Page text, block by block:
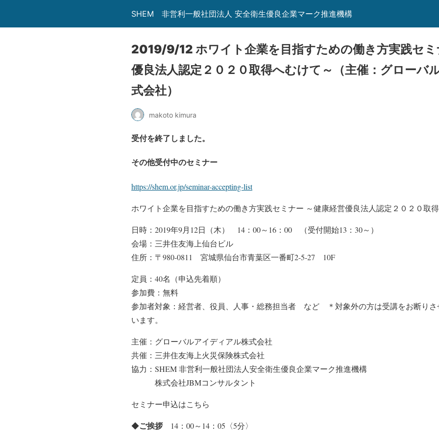
SHEM 非営利一般社団法人 安全衛生優良企業マーク推進機構
2019/9/12 ホワイト企業を目指すための働き方実践セミ
優良法人認定２０２０取得へむけて～（主催：グローバ
式会社）
makoto kimura
受付を終了しました。
その他受付中のセミナー
https://shem.or.jp/seminar-accepting-list
ホワイト企業を目指すための働き方実践セミナー ～健康経営優良法人認定２０２０取
日時：2019年9月12日（木） 14：00～16：00 （受付開始13：30～）
会場：三井住友海上仙台ビル
住所：〒980-0811 宮城県仙台市青葉区一番町2-5-27 10F
定員：40名（申込先着順）
参加費：無料
参加者対象：経営者、役員、人事・総務担当者 など ＊対象外の方は受講をお断りさ
います。
主催：グローバルアイディアル株式会社
共催：三井住友海上火災保険株式会社
協力：SHEM 非営利一般社団法人安全衛生優良企業マーク推進機構
株式会社JBMコンサルタント
セミナー申込はこちら
◆ご挨拶14：00～14：05〈5分〉